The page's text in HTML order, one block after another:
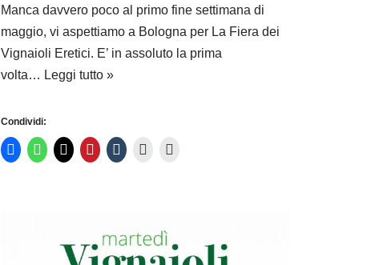
Manca davvero poco al primo fine settimana di
maggio, vi aspettiamo a Bologna per La Fiera dei
Vignaioli Eretici. E’ in assoluto la prima
volta… Leggi tutto »
Condividi: